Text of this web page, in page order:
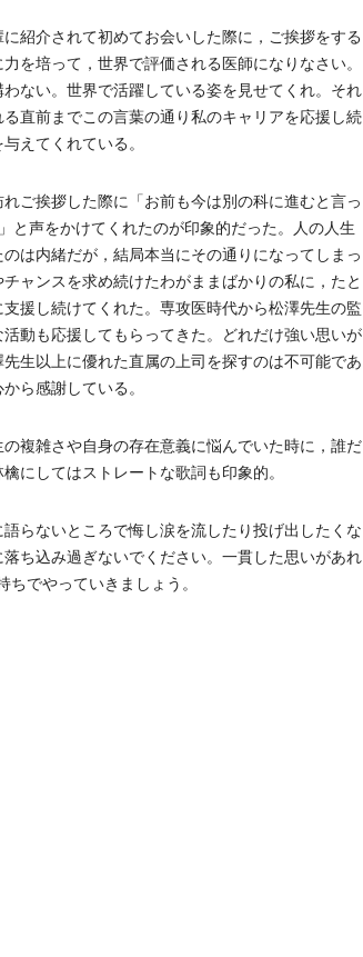
に紹介されて初めてお会いした際に，ご挨拶をする
を培って，世界で評価される医師になりなさい。
ない。世界で活躍している姿を見せてくれ。それ
直前までこの言葉の通り私のキャリアを応援し続
えてくれている。
れご挨拶した際に「お前も今は別の科に進むと言っ
と声をかけてくれたのが印象的だった。人の人生
は内緒だが，結局本当にその通りになってしまっ
ャンスを求め続けたわがままばかりの私に，たと
援し続けてくれた。専攻医時代から松澤先生の監
動も応援してもらってきた。どれだけ強い思いが
生以上に優れた直属の上司を探すのは不可能であ
ら感謝している。
複雑さや自身の存在意義に悩んでいた時に，誰だ
にしてはストレートな歌詞も印象的。
らないところで悔し涙を流したり投げ出したくな
ち込み過ぎないでください。一貫した思いがあれ
でやっていきましょう。